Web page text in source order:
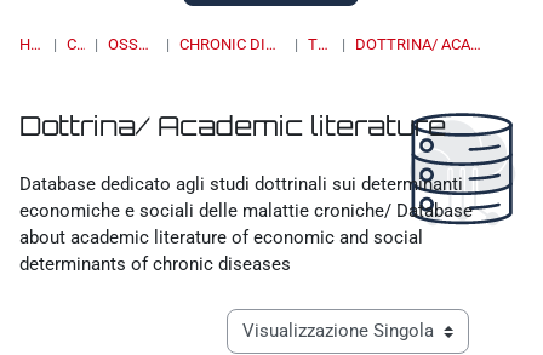
HOME CORSI OSSERVATORI CHRONIC DISEASES & WORK TOPIC 5 DOTTRINA/ ACADEMIC LITERATURE
Dottrina/ Academic literature
Database dedicato agli studi dottrinali sui determinanti
economiche e sociali delle malattie croniche/ Database
about academic literature of economic and social
determinants of chronic diseases
Navigazione terziaria modalità